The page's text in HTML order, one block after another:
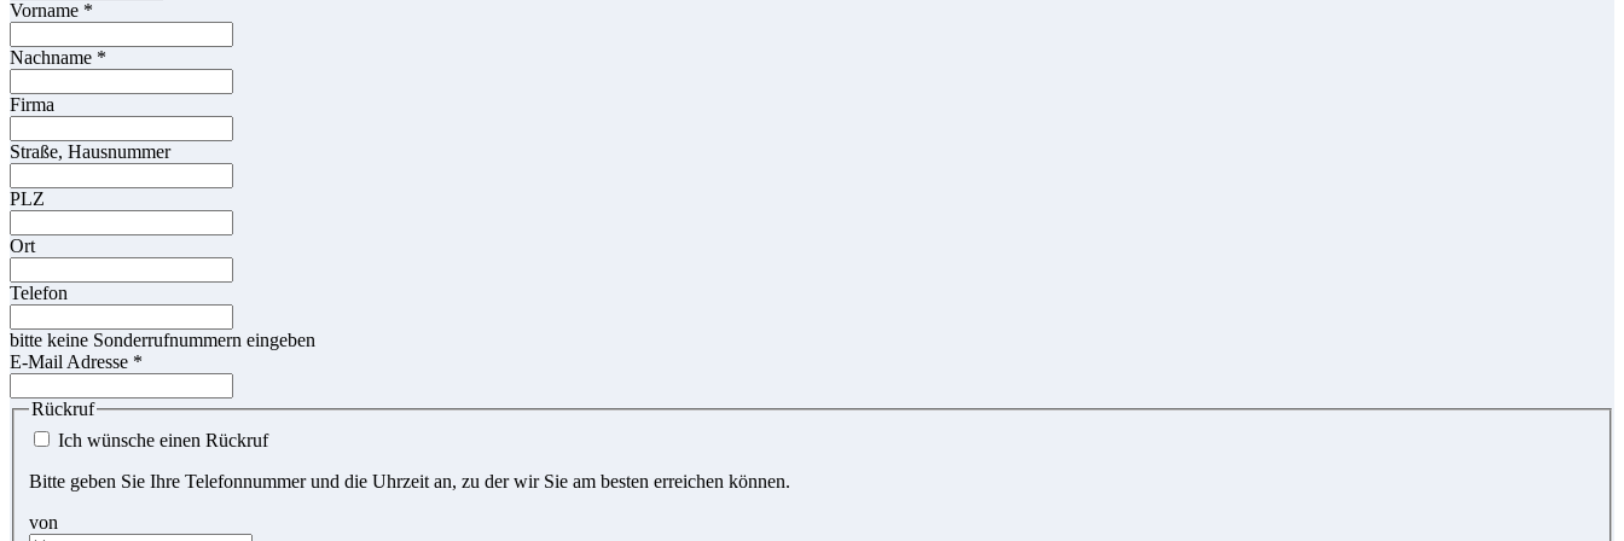
Vorname *
Nachname *
Firma
Straße, Hausnummer
PLZ
Ort
Telefon
bitte keine Sonderrufnummern eingeben
E-Mail Adresse *
Rückruf
Ich wünsche einen Rückruf
Bitte geben Sie Ihre Telefonnummer und die Uhrzeit an, zu der wir Sie am besten erreichen können.
von